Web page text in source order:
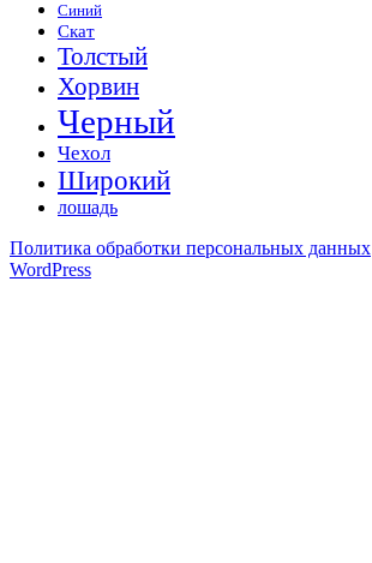
Синий
Скат
Толстый
Хорвин
Черный
Чехол
Широкий
лошадь
Политика обработки персональных данных
WordPress